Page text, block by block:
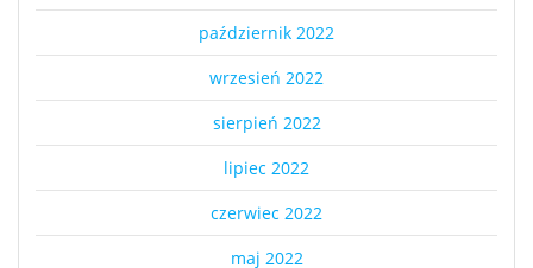
październik 2022
wrzesień 2022
sierpień 2022
lipiec 2022
czerwiec 2022
maj 2022